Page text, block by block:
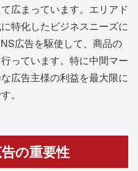
広まっています。エリアド
特化したビジネスニーズに
広告を駆使して、商品の
っています。特に中間マー
広告主様の利益を最大限に
。
の重要性